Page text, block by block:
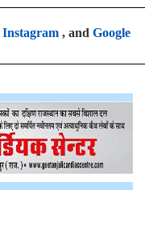
Instagram, and Google